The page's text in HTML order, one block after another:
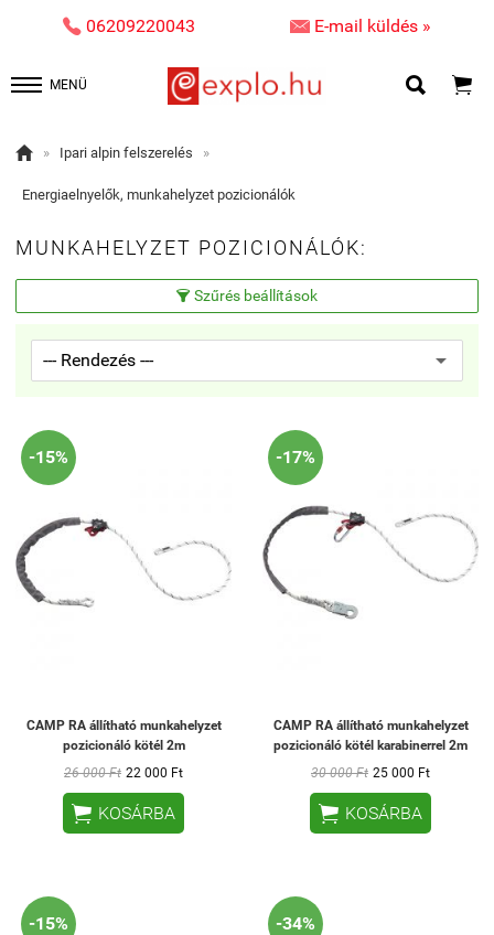
 06209220043  E-mail küldés »
MENÜ  
 » Ipari alpin felszerelés »
Energiaelnyelők, munkahelyzet pozicionálók
MUNKAHELYZET POZICIONÁLÓK:
 Szűrés beállítások
-15%
CAMP RA állítható munkahelyzet
pozicionáló kötél 2m
26 000 Ft 22 000 Ft
 KOSÁRBA
-17%
CAMP RA állítható munkahelyzet
pozicionáló kötél karabinerrel 2m
30 000 Ft 25 000 Ft
 KOSÁRBA
-15% -34%